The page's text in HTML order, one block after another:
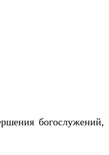
богослужений,